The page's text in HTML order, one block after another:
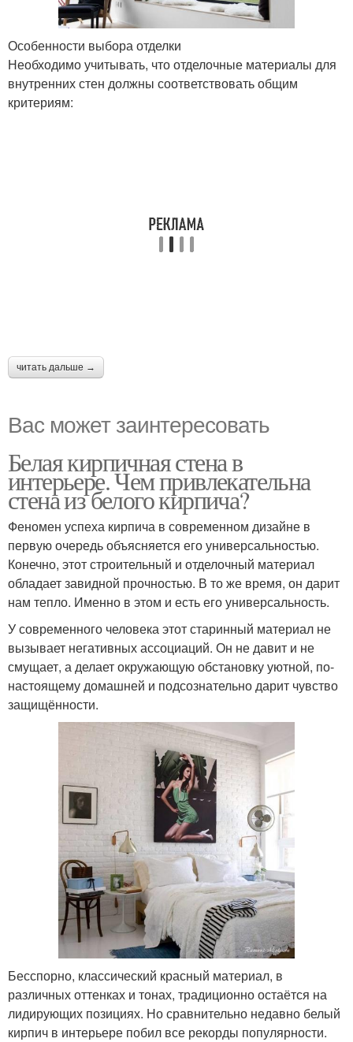
Особенности выбора отделки
Необходимо учитывать, что отделочные материалы для
внутренних стен должны соответствовать общим
критериям:
читать дальше →
Вас может заинтересовать
Белая кирпичная стена в
интерьере. Чем привлекательна
стена из белого кирпича?
Феномен успеха кирпича в современном дизайне в
первую очередь объясняется его универсальностью.
Конечно, этот строительный и отделочный материал
обладает завидной прочностью. В то же время, он дарит
нам тепло. Именно в этом и есть его универсальность.
У современного человека этот старинный материал не
вызывает негативных ассоциаций. Он не давит и не
смущает, а делает окружающую обстановку уютной, по-
настоящему домашней и подсознательно дарит чувство
защищённости.
Бесспорно, классический красный материал, в
различных оттенках и тонах, традиционно остаётся на
лидирующих позициях. Но сравнительно недавно белый
кирпич в интерьере побил все рекорды популярности.